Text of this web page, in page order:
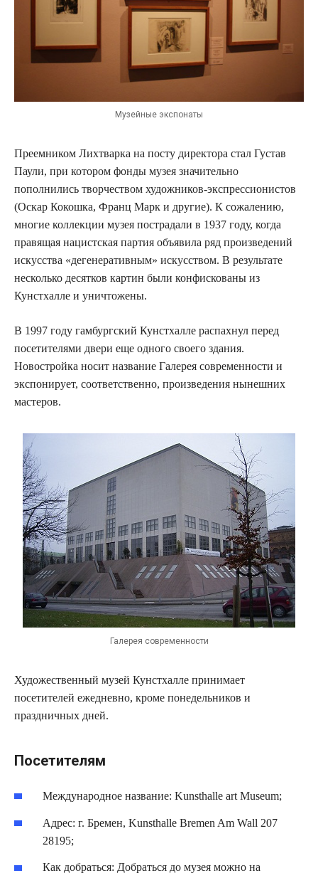
Музейные экспонаты
Преемником Лихтварка на посту директора стал Густав
Паули, при котором фонды музея значительно
пополнились творчеством художников-экспрессионистов
(Оскар Кокошка, Франц Марк и другие). К сожалению,
многие коллекции музея пострадали в 1937 году, когда
правящая нацистская партия объявила ряд произведений
искусства «дегенеративным» искусством. В результате
несколько десятков картин были конфискованы из
Кунстхалле и уничтожены.
В 1997 году гамбургский Кунстхалле распахнул перед
посетителями двери еще одного своего здания.
Новостройка носит название Галерея современности и
экспонирует, соответственно, произведения нынешних
мастеров.
Галерея современности
Художественный музей Кунстхалле принимает
посетителей ежедневно, кроме понедельников и
праздничных дней.
Посетителям
Международное название: Kunsthalle art Museum;
Адрес: г. Бремен, Kunsthalle Bremen Am Wall 207
28195;
Как добраться: Добраться до музея можно на